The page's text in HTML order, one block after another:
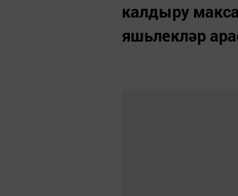
калдыру
яшьлекләр